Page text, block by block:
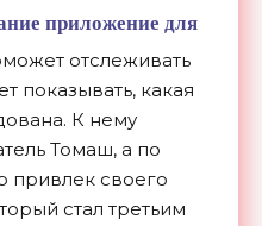
приложение для
отслеживать
показывать, какая
К нему
Томаш, а по
привлек своего
стал третьим